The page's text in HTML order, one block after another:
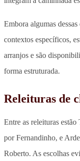
Embora algumas
contextos específicos,
arranjos e são
forma estruturada.
Releituras de
Entre as releituras
por Fernandinho, e
Roberto. As escolhas